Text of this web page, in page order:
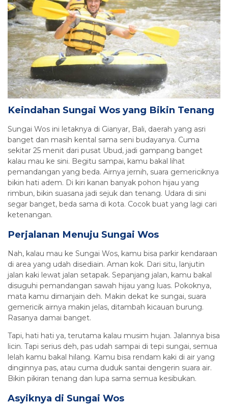
Keindahan Sungai Wos yang Bikin Tenang
Sungai Wos ini letaknya di Gianyar, Bali, daerah yang asri
banget dan masih kental sama seni budayanya. Cuma
sekitar 25 menit dari pusat Ubud, jadi gampang banget
kalau mau ke sini. Begitu sampai, kamu bakal lihat
pemandangan yang beda. Airnya jernih, suara gemericiknya
bikin hati adem. Di kiri kanan banyak pohon hijau yang
rimbun, bikin suasana jadi sejuk dan tenang. Udara di sini
segar banget, beda sama di kota. Cocok buat yang lagi cari
ketenangan.
Perjalanan Menuju Sungai Wos
Nah, kalau mau ke Sungai Wos, kamu bisa parkir kendaraan
di area yang udah disediain. Aman kok. Dari situ, lanjutin
jalan kaki lewat jalan setapak. Sepanjang jalan, kamu bakal
disuguhi pemandangan sawah hijau yang luas. Pokoknya,
mata kamu dimanjain deh. Makin dekat ke sungai, suara
gemericik airnya makin jelas, ditambah kicauan burung.
Rasanya damai banget.
Tapi, hati hati ya, terutama kalau musim hujan. Jalannya bisa
licin. Tapi serius deh, pas udah sampai di tepi sungai, semua
lelah kamu bakal hilang. Kamu bisa rendam kaki di air yang
dinginnya pas, atau cuma duduk santai dengerin suara air.
Bikin pikiran tenang dan lupa sama semua kesibukan.
Asyiknya di Sungai Wos